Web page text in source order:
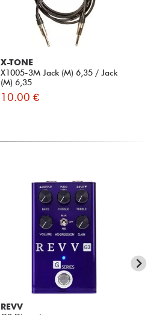
X-TONE
X1005-3M Jack (M) 6,35 / Jack
(M) 6,35
10.00 €
REVV